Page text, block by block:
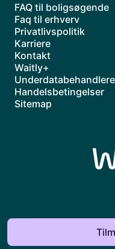
FAQ til boligsøgende
Faq til erhverv
Privatlivspolitik
Karriere
Kontakt
Waitly+
Underdatabehandlere
Handelsbetingelser
Sitemap
©